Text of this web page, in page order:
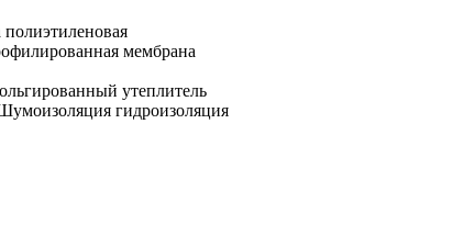
мембрана
утеплитель
гидроизоляция